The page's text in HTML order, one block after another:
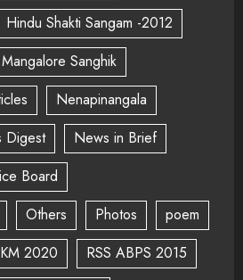
Hindu Shakti Sangam -2012
Mangalore Sanghik
Nenapinangala
Digest
News in Brief
Board
Others Photos
poem
2020
RSS ABPS 2015